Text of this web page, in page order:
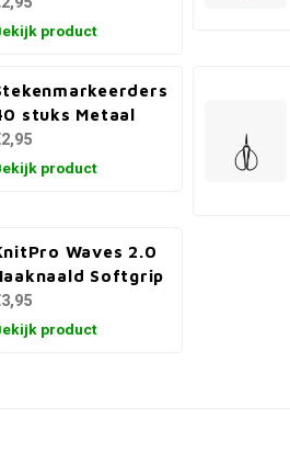
product
stuks Metaal
product
Waves 2.0
Softgrip
product